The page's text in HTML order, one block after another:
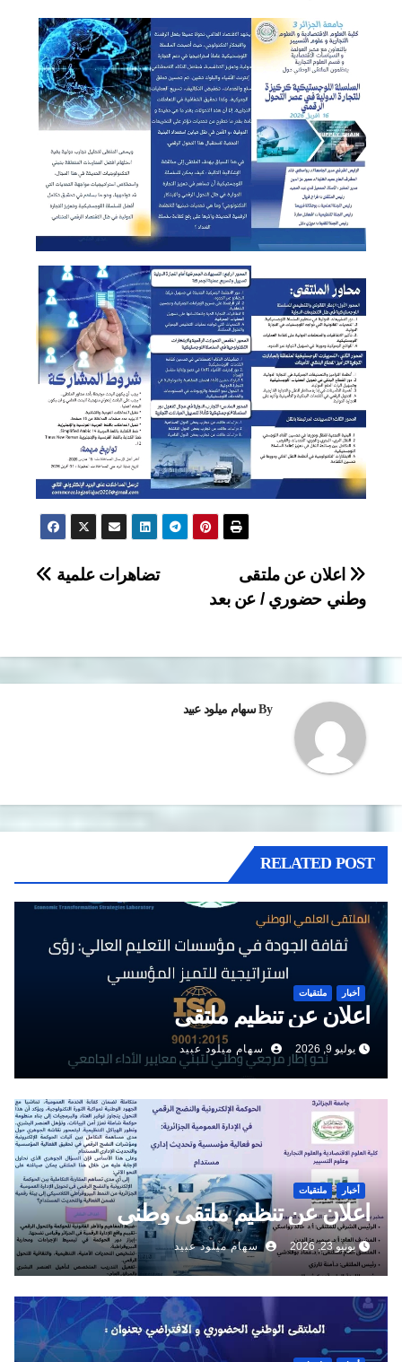
تصفّح
المقالات
تضاهرات علمية
اعلان عن ملتقى
وطني حضوري / عن بعد
By سهام ميلود عبيد
RELATED POST
أخبار ملتقيات
اعلان عن تنظيم ملتقى
يوليو 9, 2026 سهام ميلود عبيد
أخبار ملتقيات
اعلان عن تنظيم ملتقى وطني
يونيو 23, 2026 سهام ميلود عبيد